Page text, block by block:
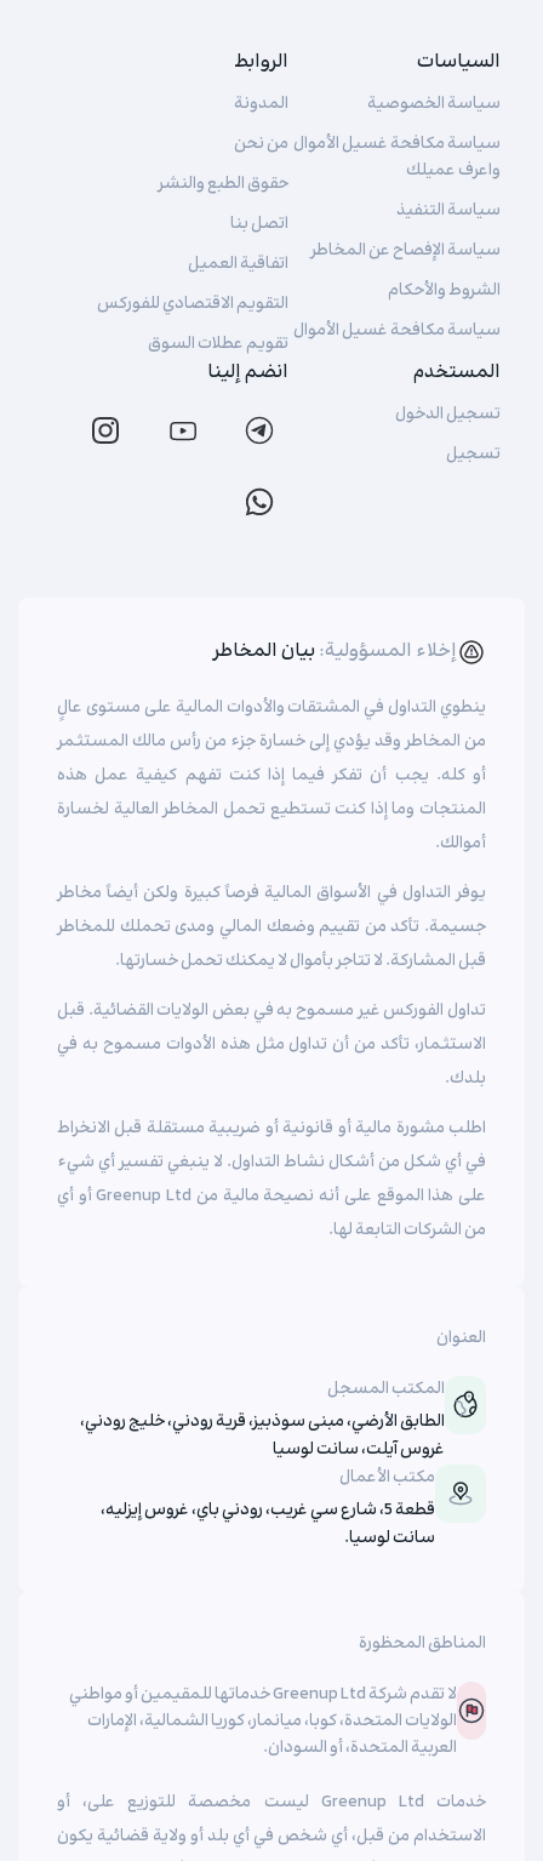
السياسات
سياسة الخصوصية
سياسة مكافحة غسيل الأموال
واعرف عميلك
سياسة التنفيذ
سياسة الإفصاح عن المخاطر
الشروط والأحكام
سياسة مكافحة غسيل الأموال
الروابط
المدونة
من نحن
حقوق الطبع والنشر
اتصل بنا
اتفاقية العميل
التقويم الاقتصادي للفوركس
تقويم عطلات السوق
المستخدم
تسجيل الدخول
تسجيل
انضم إلينا
المناطق المحظورة
لا تقدم شركة Greenup Ltd خدماتها للمقيمين أو مواطني
الولايات المتحدة، كوبا، ميانمار، كوريا الشمالية، الإمارات
العربية المتحدة، أو السودان.
خدمات Greenup Ltd ليست مخصصة للتوزيع على، أو
الاستخدام من قبل، أي شخص في أي بلد أو ولاية قضائية يكون
العنوان
المكتب المسجل
الطابق الأرضي، مبنى سوذبيز، قرية رودني، خليج رودني،
غروس آيلت، سانت لوسيا
مكتب الأعمال
قطعة 5، شارع سي غريب، رودني باي، غروس إيزليه،
سانت لوسيا.
إخلاء المسؤولية: بيان المخاطر
ينطوي التداول في المشتقات والأدوات المالية على مستوى عالٍ
من المخاطر وقد يؤدي إلى خسارة جزء من رأس مالك المستثمر
أو كله. يجب أن تفكر فيما إذا كنت تفهم كيفية عمل هذه
المنتجات وما إذا كنت تستطيع تحمل المخاطر العالية لخسارة
أموالك.
يوفر التداول في الأسواق المالية فرصاً كبيرة ولكن أيضاً مخاطر
جسيمة. تأكد من تقييم وضعك المالي ومدى تحملك للمخاطر
قبل المشاركة. لا تتاجر بأموال لا يمكنك تحمل خسارتها.
تداول الفوركس غير مسموح به في بعض الولايات القضائية. قبل
الاستثمار، تأكد من أن تداول مثل هذه الأدوات مسموح به في
بلدك.
اطلب مشورة مالية أو قانونية أو ضريبية مستقلة قبل الانخراط
في أي شكل من أشكال نشاط التداول. لا ينبغي تفسير أي شيء
على هذا الموقع على أنه نصيحة مالية من Greenup Ltd أو أي
من الشركات التابعة لها.